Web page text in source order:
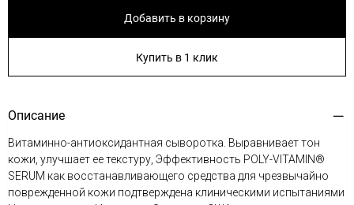
Добавить в корзину
Купить в 1 клик
Описание
Витаминно-антиоксидантная сыворотка. Выравнивает тон
кожи, улучшает ее текстуру, Эффективность POLY-VITAMIN®
SERUM как восстанавливающего средства для чрезвычайно
поврежденной кожи подтверждена клиническими испытаниями